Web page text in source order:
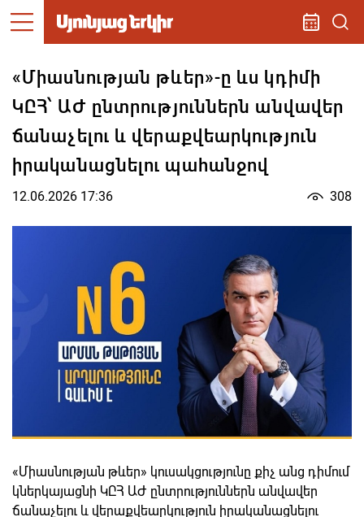
«Միասնության թևեր»-ը ևս կդիմի
ԿԸՀ՝ ԱԺ ընտրություններն անվավեր
ճանաչելու և վերաքվեարկություն
իրականացնելու պահանջով
12.06.2026 17:36 308
«Միասնության թևեր» կուսակցությունը քիչ անց դիմում
կներկայացնի ԿԸՀ ԱԺ ընտրություններն անվավեր
ճանաչելու և վերաքվեարկություն իրականացնելու